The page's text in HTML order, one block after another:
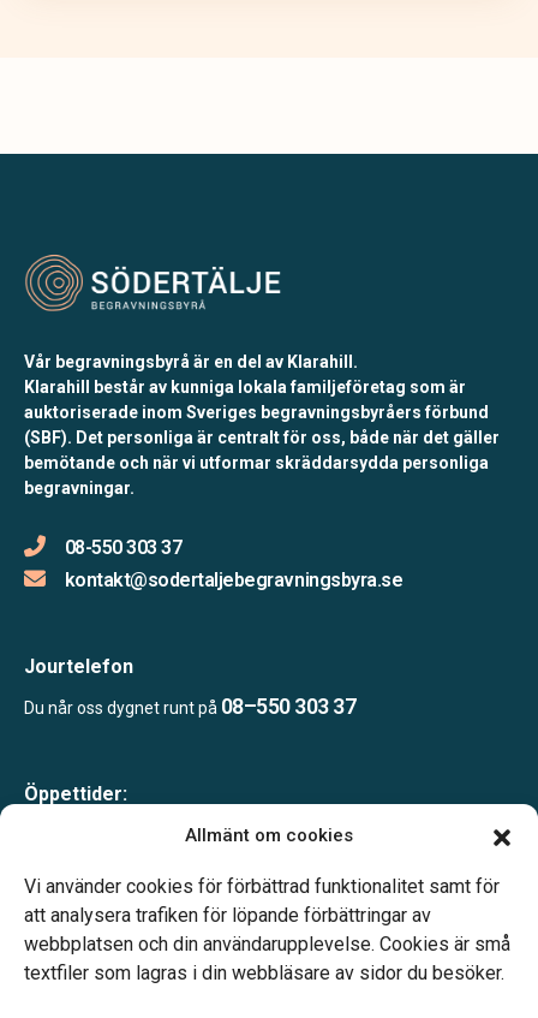
Allmänt om cookies
Vi använder cookies för förbättrad funktionalitet samt för
att analysera trafiken för löpande förbättringar av
webbplatsen och din användarupplevelse. Cookies är små
textfiler som lagras i din webbläsare av sidor du besöker.
Vår begravningsbyrå är en del av Klarahill.
Klarahill består av kunniga lokala familjeföretag som är
auktoriserade inom Sveriges begravningsbyråers förbund
(SBF). Det personliga är centralt för oss, både när det gäller
bemötande och när vi utformar skräddarsydda personliga
begravningar.
08-550 303 37
kontakt@sodertaljebegravningsbyra.se
Jourtelefon
Du når oss dygnet runt på 08–550 303 37
Öppettider:
Lunchstängt 12.00–13.00
Telefonjour dygnet runt